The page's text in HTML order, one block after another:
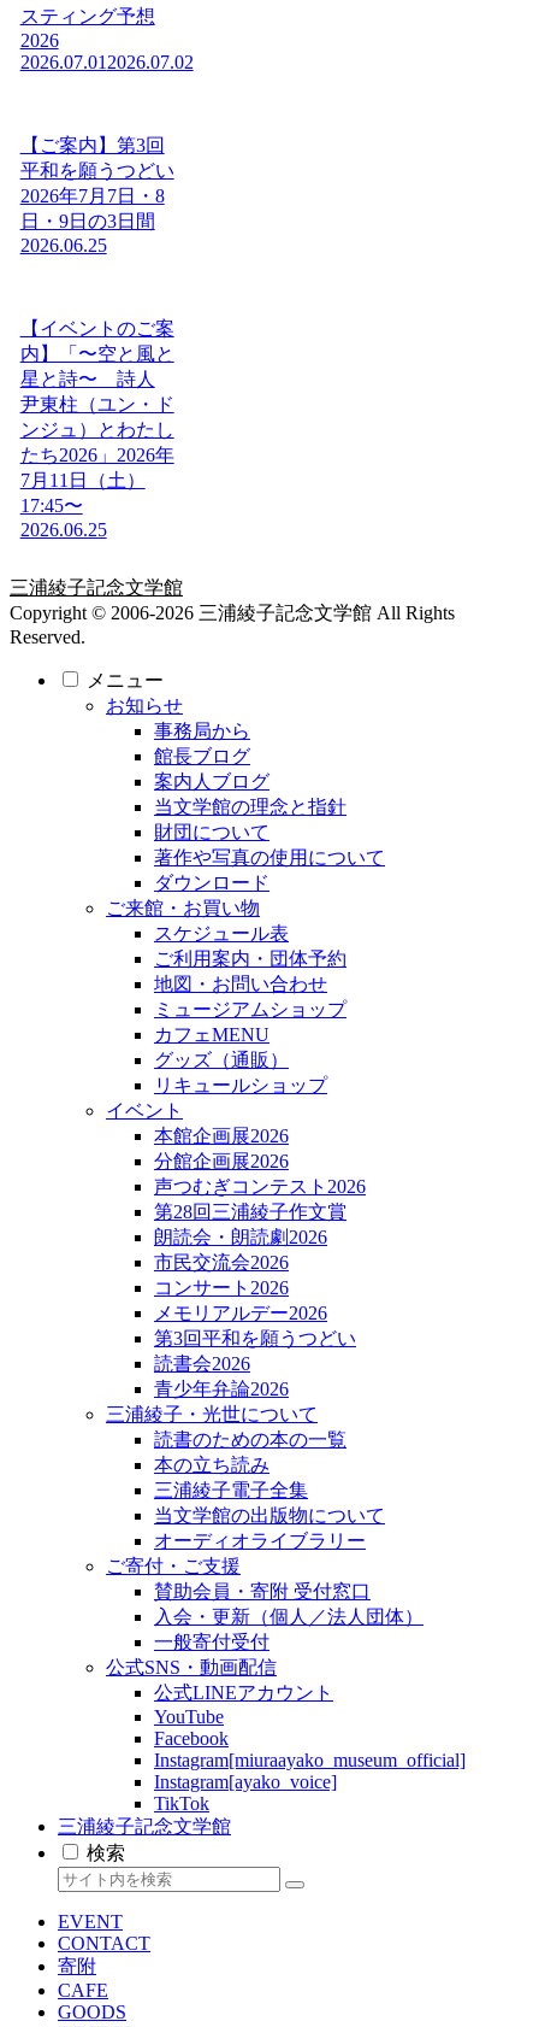
スティング予想
2026
2026.07.01 2026.07.02
【ご案内】第3回
平和を願うつどい
2026年7月7日・8
日・9日の3日間
2026.06.25
【イベントのご案
内】「〜空と風と
星と詩〜 詩人
尹東柱（ユン・ド
ンジュ）とわたし
たち2026」2026年
7月11日（土）
17:45〜
2026.06.25
三浦綾子記念文学館
Copyright © 2006-2026 三浦綾子記念文学館 All Rights
Reserved.
メニュー
お知らせ
事務局から
館長ブログ
案内人ブログ
当文学館の理念と指針
財団について
著作や写真の使用について
ダウンロード
ご来館・お買い物
スケジュール表
ご利用案内・団体予約
地図・お問い合わせ
ミュージアムショップ
カフェMENU
グッズ（通販）
リキュールショップ
イベント
本館企画展2026
分館企画展2026
声つむぎコンテスト2026
第28回三浦綾子作文賞
朗読会・朗読劇2026
市民交流会2026
コンサート2026
メモリアルデー2026
第3回平和を願うつどい
読書会2026
青少年弁論2026
三浦綾子・光世について
読書のための本の一覧
本の立ち読み
三浦綾子電子全集
当文学館の出版物について
オーディオライブラリー
ご寄付・ご支援
賛助会員・寄附 受付窓口
入会・更新（個人／法人団体）
一般寄付受付
公式SNS・動画配信
公式LINEアカウント
YouTube
Facebook
Instagram[miuraayako_museum_official]
Instagram[ayako_voice]
TikTok
三浦綾子記念文学館
検索
EVENT
CONTACT
寄附
CAFE
GOODS